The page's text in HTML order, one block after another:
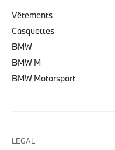
Vêtements
Casquettes
BMW
BMW M
BMW Motorsport
LEGAL